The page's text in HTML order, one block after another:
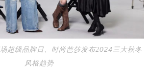
超级品牌日、时尚芭莎发布2024 三大秋冬
风格趋势